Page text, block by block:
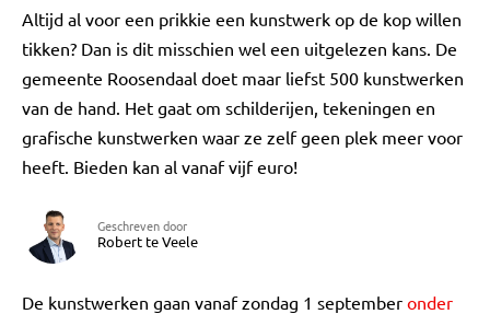
Altijd al voor een prikkie een kunstwerk op de kop willen
tikken? Dan is dit misschien wel een uitgelezen kans. De
gemeente Roosendaal doet maar liefst 500 kunstwerken
van de hand. Het gaat om schilderijen, tekeningen en
grafische kunstwerken waar ze zelf geen plek meer voor
heeft. Bieden kan al vanaf vijf euro!
Geschreven door
Robert te Veele
De kunstwerken gaan vanaf zondag 1 september onder